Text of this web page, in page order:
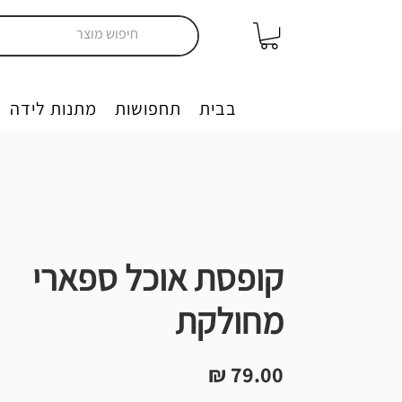
יצירה בבית תחפושות מתנות לידה
קופסת אוכל ספארי
מחולקת